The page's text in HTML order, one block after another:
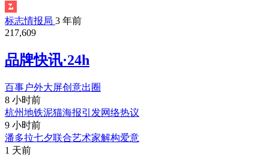
标志情报局 3 年前
217,609
品牌快讯·24h
百事户外大屏创意出圈
8 小时前
杭州地铁泥猫海报引发网络热议
9 小时前
潘多拉七夕联合艺术家解构爱意
1 天前